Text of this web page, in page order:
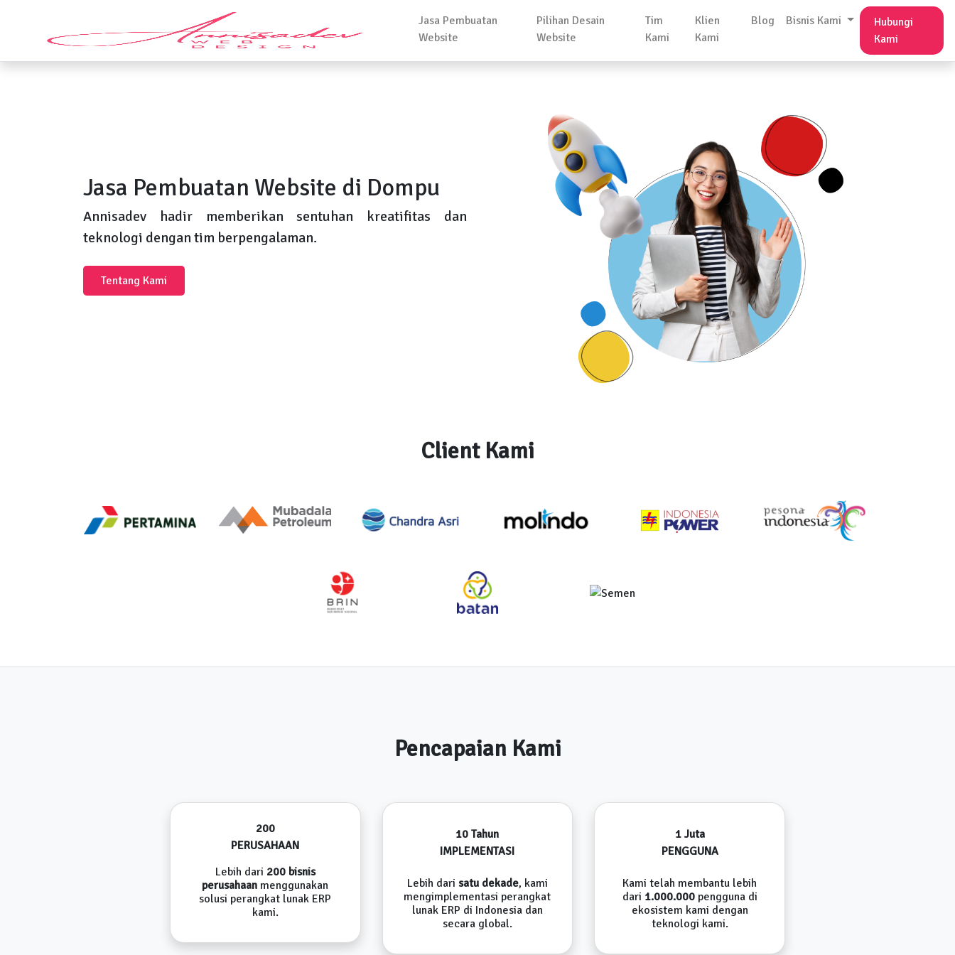
Jasa Pembuatan
Website
Pilihan Desain
Website
Tim
Kami
Klien
Kami
Blog Bisnis Kami
Hubungi
Kami
Jasa Pembuatan Website di Dompu
Annisadev hadir memberikan sentuhan kreatifitas dan
teknologi dengan tim berpengalaman.
Tentang Kami
Client Kami
Pencapaian Kami
200
PERUSAHAAN
Lebih dari 200 bisnis
perusahaan menggunakan
solusi perangkat lunak ERP
kami.
10 Tahun
IMPLEMENTASI
Lebih dari satu dekade, kami
mengimplementasi perangkat
lunak ERP di Indonesia dan
secara global.
1 Juta
PENGGUNA
Kami telah membantu lebih
dari 1.000.000pengguna di
ekosistem kami dengan
teknologi kami.